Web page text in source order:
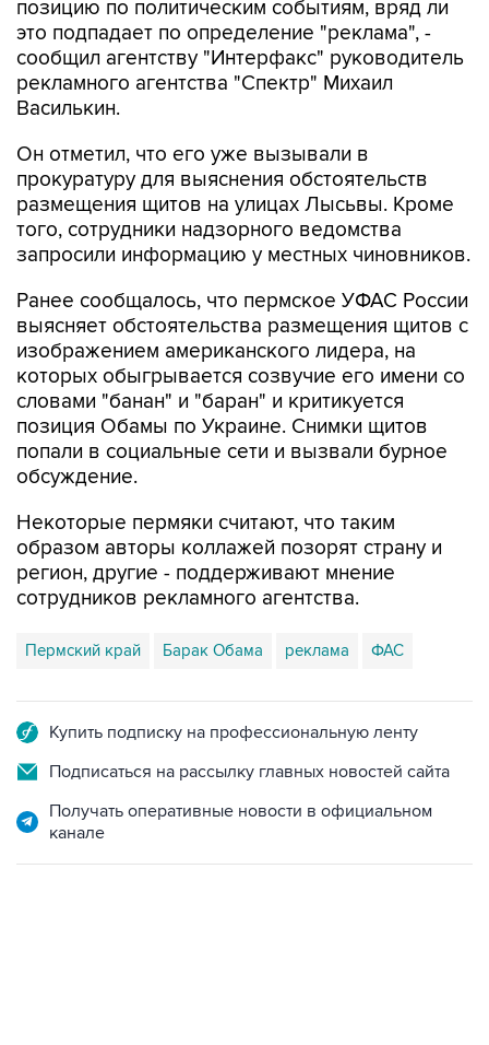
позицию по политическим событиям, вряд ли
это подпадает по определение "реклама", -
сообщил агентству "Интерфакс" руководитель
рекламного агентства "Спектр" Михаил
Василькин.
Он отметил, что его уже вызывали в
прокуратуру для выяснения обстоятельств
размещения щитов на улицах Лысьвы. Кроме
того, сотрудники надзорного ведомства
запросили информацию у местных чиновников.
Ранее сообщалось, что пермское УФАС России
выясняет обстоятельства размещения щитов с
изображением американского лидера, на
которых обыгрывается созвучие его имени со
словами "банан" и "баран" и критикуется
позиция Обамы по Украине. Снимки щитов
попали в социальные сети и вызвали бурное
обсуждение.
Некоторые пермяки считают, что таким
образом авторы коллажей позорят страну и
регион, другие - поддерживают мнение
сотрудников рекламного агентства.
Пермский край Барак Обама реклама ФАС
Купить подписку на профессиональную ленту
Подписаться на рассылку главных новостей сайта
Получать оперативные новости в официальном
канале